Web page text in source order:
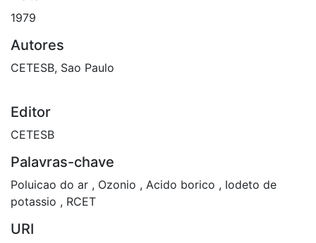
1979
Autores
CETESB, Sao Paulo
Editor
CETESB
Palavras-chave
Poluicao do ar , Ozonio , Acido borico , Iodeto de
potassio , RCET
URI